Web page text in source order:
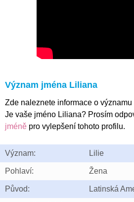
Význam jména Liliana
Zde naleznete informace o
Je vaše jméno Liliana? Prosím
jméně pro vylepšení tohoto profilu.
Význam: Lilie
Pohlaví: Žena
Původ: Latinská